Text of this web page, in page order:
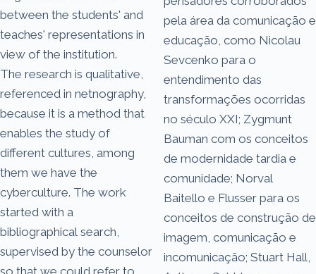
between the students' and
teaches' representations in
view of the institution.
The research is qualitative,
referenced in netnography,
because it is a method that
enables the study of
different cultures, among
them we have the
cyberculture. The work
started with a
bibliographical search,
supervised by the counselor
so that we could refer to
pela área da comunicação e
educação, como Nicolau
Sevcenko para o
entendimento das
transformações ocorridas
no século XXI; Zygmunt
Bauman com os conceitos
de modernidade tardia e
comunidade; Norval
Baitello e Flusser para os
conceitos de construção de
imagem, comunicação e
incomunicação; Stuart Hall,